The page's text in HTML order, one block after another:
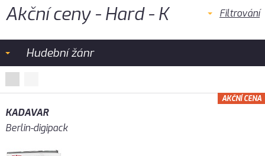
Akční ceny - Hard - K Filtrování
Hudební žánr
KADAVAR
Berlin-digipack
AKČNÍ CENA